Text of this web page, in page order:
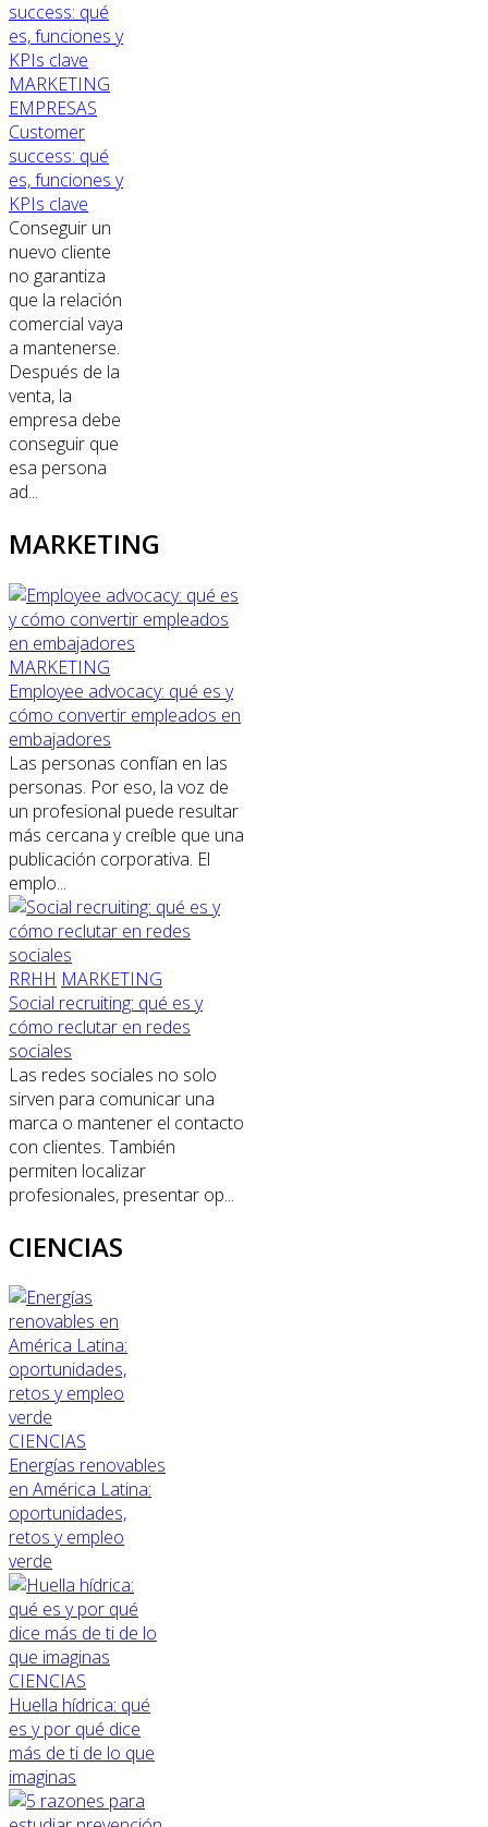
MARKETING
EMPRESAS
Customer
success: qué
es, funciones y
KPIs clave
Conseguir un
nuevo cliente
no garantiza
que la relación
comercial vaya
a mantenerse.
Después de la
venta, la
empresa debe
conseguir que
esa persona
ad...
MARKETING
MARKETING
Employee advocacy: qué es y
cómo convertir empleados en
embajadores
Las personas confían en las
personas. Por eso, la voz de
un profesional puede resultar
más cercana y creíble que una
publicación corporativa. El
emplo...
RRHH MARKETING
Social recruiting: qué es y
cómo reclutar en redes
sociales
Las redes sociales no solo
sirven para comunicar una
marca o mantener el contacto
con clientes. También
permiten localizar
profesionales, presentar op...
CIENCIAS
CIENCIAS
Energías renovables
en América Latina:
oportunidades,
retos y empleo
verde
CIENCIAS
Huella hídrica: qué
es y por qué dice
más de ti de lo que
imaginas